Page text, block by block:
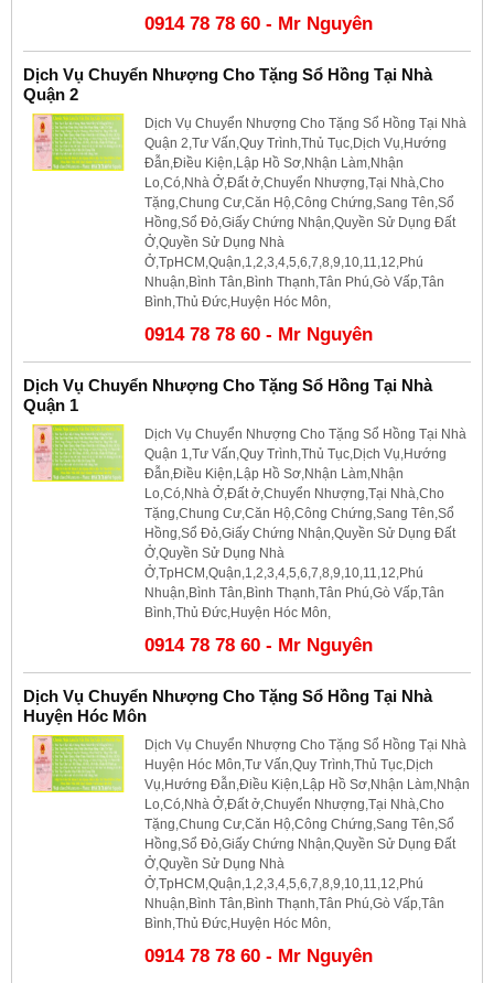
0914 78 78 60 - Mr Nguyên
Dịch Vụ Chuyển Nhượng Cho Tặng Sổ Hồng Tại Nhà
Quận 2
Dịch Vụ Chuyển Nhượng Cho Tặng Sổ Hồng Tại Nhà
Quận 2,Tư Vấn,Quy Trình,Thủ Tục,Dịch Vụ,Hướng
Đẫn,Điều Kiện,Lập Hồ Sơ,Nhận Làm,Nhận
Lo,Có,Nhà Ở,Đất ở,Chuyển Nhượng,Tại Nhà,Cho
Tặng,Chung Cư,Căn Hộ,Công Chứng,Sang Tên,Sổ
Hồng,Sổ Đỏ,Giấy Chứng Nhận,Quyền Sử Dụng Đất
Ở,Quyền Sử Dụng Nhà
Ở,TpHCM,Quận,1,2,3,4,5,6,7,8,9,10,11,12,Phú
Nhuận,Bình Tân,Bình Thạnh,Tân Phú,Gò Vấp,Tân
Bình,Thủ Đức,Huyện Hóc Môn,
0914 78 78 60 - Mr Nguyên
Dịch Vụ Chuyển Nhượng Cho Tặng Sổ Hồng Tại Nhà
Quận 1
Dịch Vụ Chuyển Nhượng Cho Tặng Sổ Hồng Tại Nhà
Quận 1,Tư Vấn,Quy Trình,Thủ Tục,Dịch Vụ,Hướng
Đẫn,Điều Kiện,Lập Hồ Sơ,Nhận Làm,Nhận
Lo,Có,Nhà Ở,Đất ở,Chuyển Nhượng,Tại Nhà,Cho
Tặng,Chung Cư,Căn Hộ,Công Chứng,Sang Tên,Sổ
Hồng,Sổ Đỏ,Giấy Chứng Nhận,Quyền Sử Dụng Đất
Ở,Quyền Sử Dụng Nhà
Ở,TpHCM,Quận,1,2,3,4,5,6,7,8,9,10,11,12,Phú
Nhuận,Bình Tân,Bình Thạnh,Tân Phú,Gò Vấp,Tân
Bình,Thủ Đức,Huyện Hóc Môn,
0914 78 78 60 - Mr Nguyên
Dịch Vụ Chuyển Nhượng Cho Tặng Sổ Hồng Tại Nhà
Huyện Hóc Môn
Dịch Vụ Chuyển Nhượng Cho Tặng Sổ Hồng Tại Nhà
Huyện Hóc Môn,Tư Vấn,Quy Trình,Thủ Tục,Dịch
Vụ,Hướng Đẫn,Điều Kiện,Lập Hồ Sơ,Nhận Làm,Nhận
Lo,Có,Nhà Ở,Đất ở,Chuyển Nhượng,Tại Nhà,Cho
Tặng,Chung Cư,Căn Hộ,Công Chứng,Sang Tên,Sổ
Hồng,Sổ Đỏ,Giấy Chứng Nhận,Quyền Sử Dụng Đất
Ở,Quyền Sử Dụng Nhà
Ở,TpHCM,Quận,1,2,3,4,5,6,7,8,9,10,11,12,Phú
Nhuận,Bình Tân,Bình Thạnh,Tân Phú,Gò Vấp,Tân
Bình,Thủ Đức,Huyện Hóc Môn,
0914 78 78 60 - Mr Nguyên